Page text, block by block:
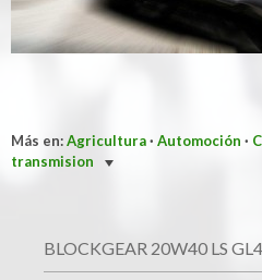
Más en:Agricultura· Automoción ·
transmision
BLOCKGEAR 20W40 LS GL4